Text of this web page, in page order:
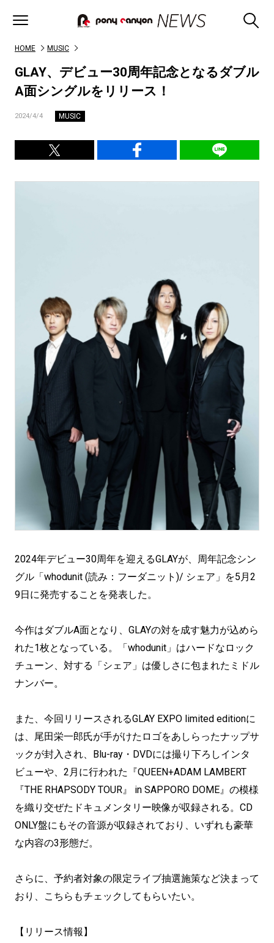
HOME MUSIC
GLAY、デビュー30周年記念となるダブル
A面シングルをリリース！
2024/4/4 MUSIC
2024年デビュー30周年を迎えるGLAYが、周年記念シン
グル「whodunit (読み：フーダニット)/ シェア」を5月2
9日に発売することを発表した。
今作はダブルA面となり、GLAYの対を成す魅力が込めら
れた1枚となっている。「whodunit」はハードなロック
チューン、対する「シェア」は優しさに包まれたミドル
ナンバー。
また、今回リリースされるGLAY EXPO limited editionに
は、尾田栄一郎氏が手がけたロゴをあしらったナップサ
ックが封入され、Blu-ray・DVDには撮り下ろしインタ
ビューや、2月に行われた『QUEEN+ADAM LAMBERT
『THE RHAPSODY TOUR』 in SAPPORO DOME』の模様
を織り交ぜたドキュメンタリー映像が収録される。CD
ONLY盤にもその音源が収録されており、いずれも豪華
な内容の3形態だ。
さらに、予約者対象の限定ライブ抽選施策など決まって
おり、こちらもチェックしてもらいたい。
【リリース情報】